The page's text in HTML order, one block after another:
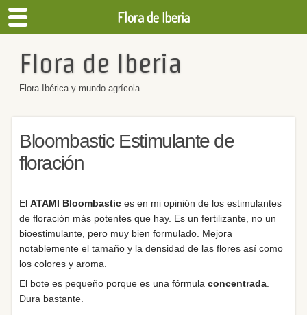
Flora de Iberia
Flora Ibérica y mundo agrícola
Bloombastic Estimulante de
floración
El ATAMI Bloombastices en mi opinión de los estimulantes
de floración más potentes que hay. Es un fertilizante, no un
bioestimulante, pero muy bien formulado. Mejora
notablemente el tamaño y la densidad de las flores así como
los colores y aroma.
El bote es pequeño porque es una fórmula concentrada.
Dura bastante.
Flora de Iberia